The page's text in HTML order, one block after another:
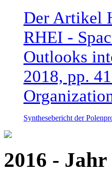
Der Artikel
RHEI -
Outlooks
2018, pp.
Synthesebericht der
2016 -